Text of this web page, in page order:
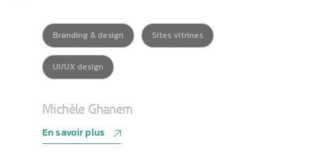
Branding & design Sites vitrines
UI/UX design
Michèle Ghanem
En savoir plus